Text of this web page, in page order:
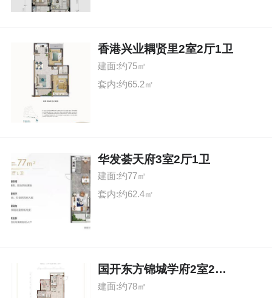
香港兴业耦贤里2室2厅1卫
建面:约75㎡
套内:约65.2㎡
华发荟天府3室2厅1卫
建面:约77㎡
套内:约62.4㎡
国开东方锦城学府2室2厅1卫
建面:约78㎡